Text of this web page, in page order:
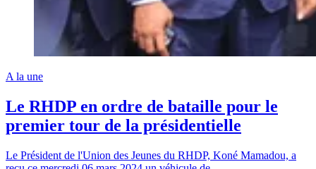
A la une
Le RHDP en ordre de bataille pour le
premier tour de la présidentielle
Le Président de l'Union des Jeunes du RHDP, Koné Mamadou, a